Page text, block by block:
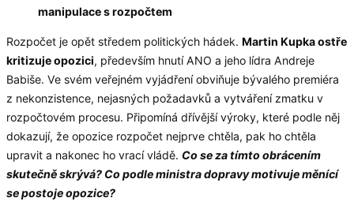
manipulace s rozpočtem
Rozpočet je opět středem politických hádek. Martin Kupka ostře
kritizuje opozici, především hnutí ANO a jeho lídra Andreje
Babiše. Ve svém veřejném vyjádření obviňuje bývalého premiéra
z nekonzistence, nejasných požadavků a vytváření zmatku v
rozpočtovém procesu. Připomíná dřívější výroky, které podle něj
dokazují, že opozice rozpočet nejprve chtěla, pak ho chtěla
upravit a nakonec ho vrací vládě. Co se za tímto obrácením
skutečně skrývá? Co podle ministra dopravy motivuje měnící
se postoje opozice?